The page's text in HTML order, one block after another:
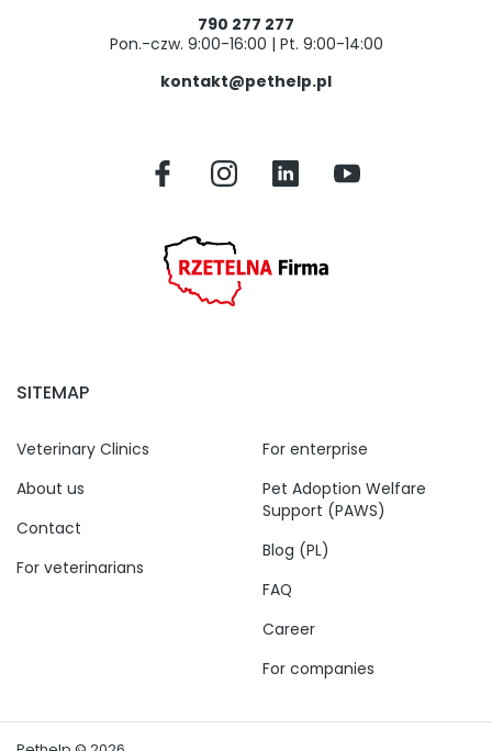
790 277 277
Pon.-czw. 9:00-16:00 | Pt. 9:00-14:00
kontakt@pethelp.pl
SITEMAP
Veterinary Clinics
About us
Contact
For veterinarians
For enterprise
Pet Adoption Welfare
Support (PAWS)
Blog (PL)
FAQ
Career
For companies